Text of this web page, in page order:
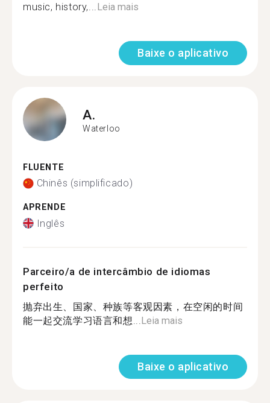
music, history,... Leia mais
Baixe o aplicativo
A.
Waterloo
FLUENTE
Chinês (simplificado)
APRENDE
Inglês
Parceiro/a de intercâmbio de idiomas
perfeito
抛弃出生、国家、种族等客观因素，在空闲的时间
能一起交流学习语言和想... Leia mais
Baixe o aplicativo